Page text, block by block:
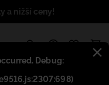
Debug:
a nižší ceny!